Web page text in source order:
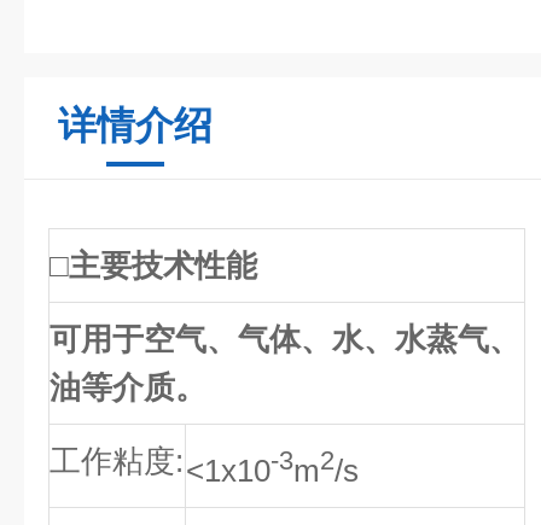
详情介绍
□主要技术性能
可用于空气、气体、水、水蒸气、
油等介质。
工作粘度:<1x10-3m2/s